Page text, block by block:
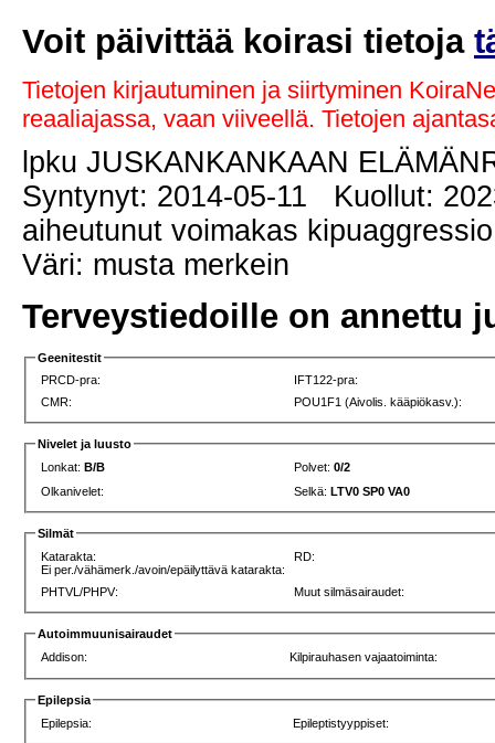
Voit päivittää koirasi tietoja
Tietojen kirjautuminen ja siirtyminen
reaaliajassa, vaan viiveellä. Tietojen
lpku JUSKANKANKAAN
Syntynyt: 2014-05-11 Kuollut:
aiheutunut voimakas
Väri: musta merkein
Terveystiedoille on annettu
Geenitestit
PRCD-pra:
IFT122-pra:
CMR:
POU1F1 (Aivolis. kääpiökasv.):
Nivelet ja luusto
Lonkat:B/B Polvet:0/2
Olkanivelet:
Selkä:LTV0 SP0 VA0
Silmät
Katarakta:
Ei per./vähämerk./avoin/epäilyttävä katarakta:
RD:
PHTVL/PHPV: Muut silmäsairaudet:
Autoimmuunisairaudet
Addison:
Kilpirauhasen vajaatoiminta:
Epilepsia
Epilepsia:
Epileptistyyppiset: